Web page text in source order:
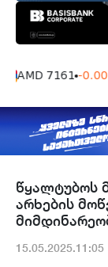
AMD 7161 -
წყალტუბოს
არხების
15.05.2025.11:05